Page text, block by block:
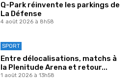
Q-Park réinvente les parkings de
La Défense
4 août 2026 à 8h58
SPORT
Entre délocalisations, matchs à
la Plenitude Arena et retour...
1 août 2026 à 13h58